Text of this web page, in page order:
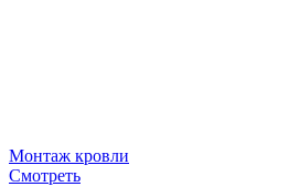
Монтаж кровли
Смотреть